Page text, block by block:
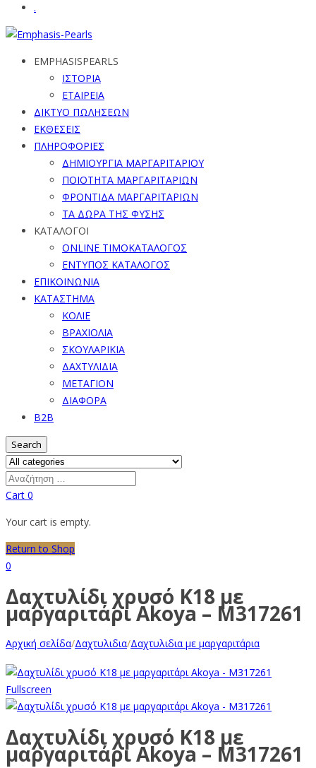
.
EMPHASISPEARLS
ΙΣΤΟΡΙΑ
ΕΤΑΙΡΕΙΑ
ΔΙΚΤΥΟ ΠΩΛΗΣΕΩΝ
ΕΚΘΕΣΕΙΣ
ΠΛΗΡΟΦΟΡΙΕΣ
ΔΗΜΙΟΥΡΓΙΑ ΜΑΡΓΑΡΙΤΑΡΙΟΥ
ΠΟΙΟΤΗΤΑ ΜΑΡΓΑΡΙΤΑΡΙΩΝ
ΦΡΟΝΤΙΔΑ ΜΑΡΓΑΡΙΤΑΡΙΩΝ
ΤΑ ΔΩΡΑ ΤΗΣ ΦΥΣΗΣ
ΚΑΤΑΛΟΓΟΙ
ONLINE ΤΙΜΟΚΑΤΑΛΟΓΟΣ
ΕΝΤΥΠΟΣ ΚΑΤΑΛΟΓΟΣ
ΕΠΙΚΟΙΝΩΝΙΑ
ΚΑΤΑΣΤΗΜΑ
ΚΟΛΙΕ
ΒΡΑΧΙΟΛΙΑ
ΣΚΟΥΛΑΡΙΚΙΑ
ΔΑΧΤΥΛΙΔΙΑ
ΜΕΤΑΓΙΟΝ
ΔΙΑΦΟΡΑ
B2B
Search
Cart 0
Your cart is empty.
Return to Shop
0
Δαχτυλίδι χρυσό Κ18 με
μαργαριτάρι Akoya – M317261
Αρχική σελίδα/Δαχτυλιδια/Δαχτυλιδια με μαργαριτάρια
Fullscreen
Δαχτυλίδι χρυσό Κ18 με
μαργαριτάρι Akoya – M317261